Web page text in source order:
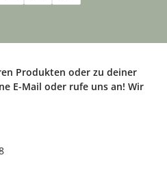
Produkten oder zu deiner
E-Mail oder rufe uns an! Wir